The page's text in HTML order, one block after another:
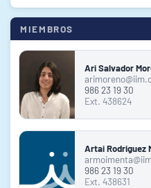
MIEMBROS
Ari Salvador
986 23 19 30
Ext. 438624
Artai Rodriguez
986 23 19 30
Ext. 438631